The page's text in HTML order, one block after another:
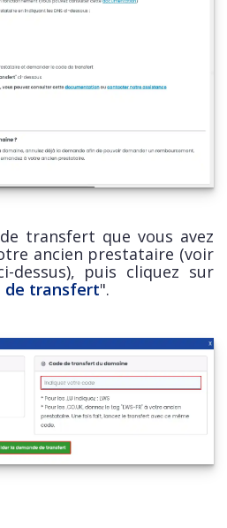
transfert que vous avez
ancien prestataire (voir
dessus), puis cliquez sur
de transfert".